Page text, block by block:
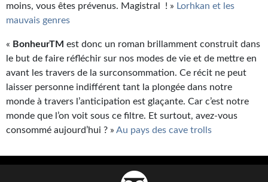
moins, vous êtes prévenus. Magistral ! » Lorhkan et les
mauvais genres
« BonheurTM est donc un roman brillamment construit dans
le but de faire réfléchir sur nos modes de vie et de mettre en
avant les travers de la surconsommation. Ce récit ne peut
laisser personne indifférent tant la plongée dans notre
monde à travers l’anticipation est glaçante. Car c’est notre
monde que l’on voit sous ce filtre. Et surtout, avez-vous
consommé aujourd’hui ? » Au pays des cave trolls